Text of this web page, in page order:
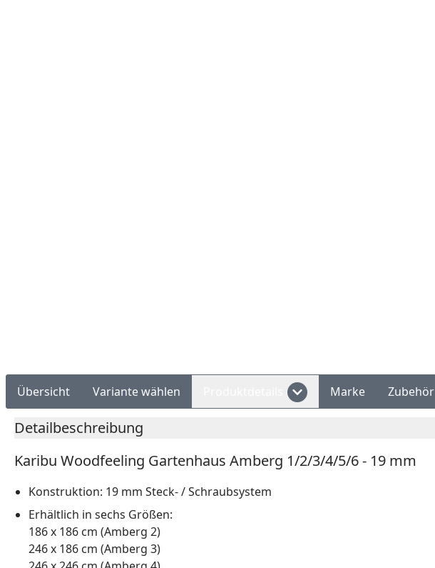
Übersicht Variante wählen Marke Zubehör
Detailbeschreibung
Karibu Woodfeeling Gartenhaus Amberg 1/2/3/4/5/6 - 19 mm
Konstruktion: 19 mm Steck- / Schraubsystem
Erhältlich in sechs Größen:
186 x 186 cm (Amberg 2)
246 x 186 cm (Amberg 3)